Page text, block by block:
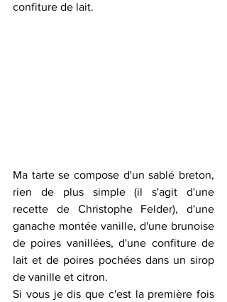
confiture de lait.
Ma tarte se compose d'un sablé breton,
rien de plus simple (il s'agit d'une
recette de Christophe Felder), d'une
ganache montée vanille, d'une brunoise
de poires vanillées, d'une confiture de
lait et de poires pochées dans un sirop
de vanille et citron.
Si vous je dis que c'est la première fois